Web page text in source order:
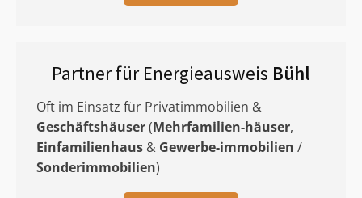
Partner für Energieausweis Bühl
Oft im Einsatz für Privatimmobilien &
Geschäftshäuser(Mehrfamilien-häuser,
Einfamilienhaus & Gewerbe-immobilien /
Sonderimmobilien)